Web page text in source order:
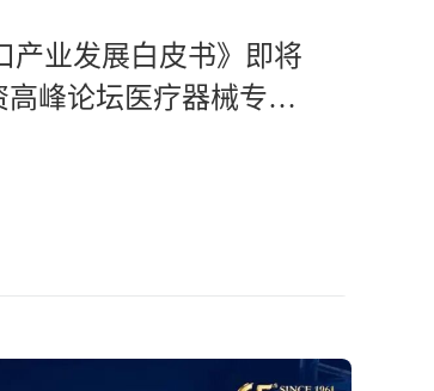
产业发展白皮书》即将
峰论坛医疗器械专场